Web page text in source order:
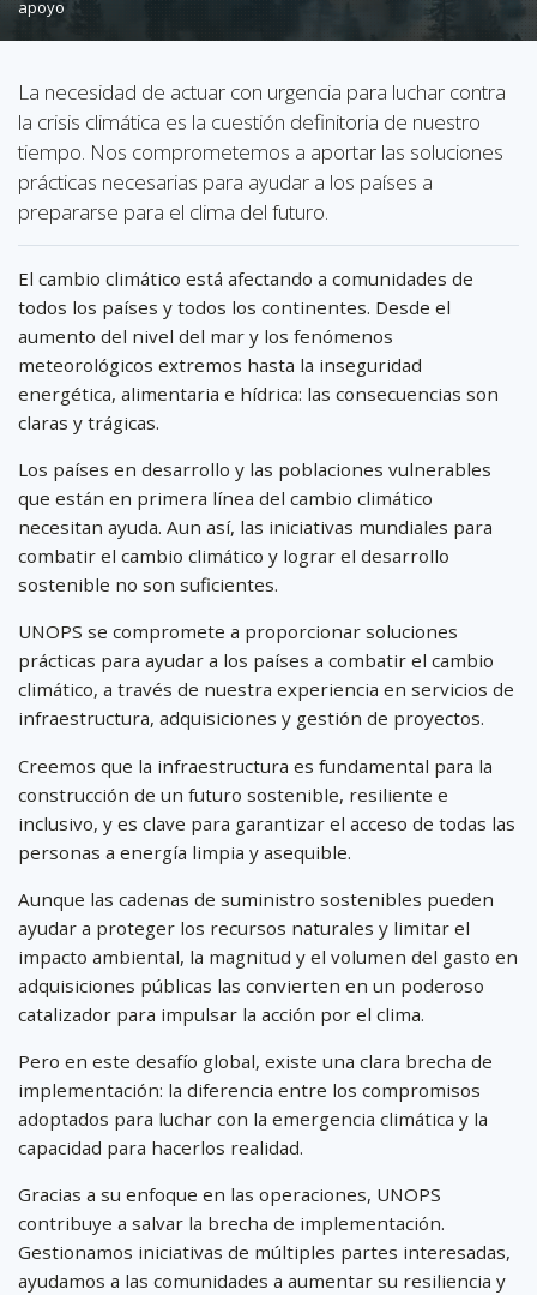
apoyo
La necesidad de actuar con urgencia para luchar contra
la crisis climática es la cuestión definitoria de nuestro
tiempo. Nos comprometemos a aportar las soluciones
prácticas necesarias para ayudar a los países a
prepararse para el clima del futuro.
El cambio climático está afectando a comunidades de
todos los países y todos los continentes. Desde el
aumento del nivel del mar y los fenómenos
meteorológicos extremos hasta la inseguridad
energética, alimentaria e hídrica: las consecuencias son
claras y trágicas.
Los países en desarrollo y las poblaciones vulnerables
que están en primera línea del cambio climático
necesitan ayuda. Aun así, las iniciativas mundiales para
combatir el cambio climático y lograr el desarrollo
sostenible no son suficientes.
UNOPS se compromete a proporcionar soluciones
prácticas para ayudar a los países a combatir el cambio
climático, a través de nuestra experiencia en servicios de
infraestructura, adquisiciones y gestión de proyectos.
Creemos que la infraestructura es fundamental para la
construcción de un futuro sostenible, resiliente e
inclusivo, y es clave para garantizar el acceso de todas las
personas a energía limpia y asequible.
Aunque las cadenas de suministro sostenibles pueden
ayudar a proteger los recursos naturales y limitar el
impacto ambiental, la magnitud y el volumen del gasto en
adquisiciones públicas las convierten en un poderoso
catalizador para impulsar la acción por el clima.
Pero en este desafío global, existe una clara brecha de
implementación: la diferencia entre los compromisos
adoptados para luchar con la emergencia climática y la
capacidad para hacerlos realidad.
Gracias a su enfoque en las operaciones, UNOPS
contribuye a salvar la brecha de implementación.
Gestionamos iniciativas de múltiples partes interesadas,
ayudamos a las comunidades a aumentar su resiliencia y